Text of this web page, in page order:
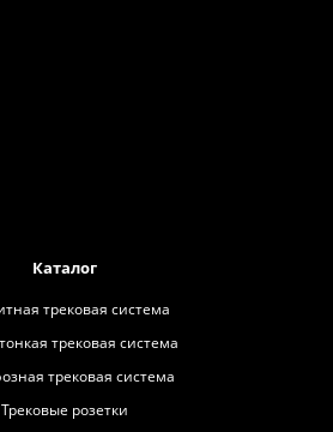
Каталог
трековая система
трековая система
трековая система
Трековые розетки